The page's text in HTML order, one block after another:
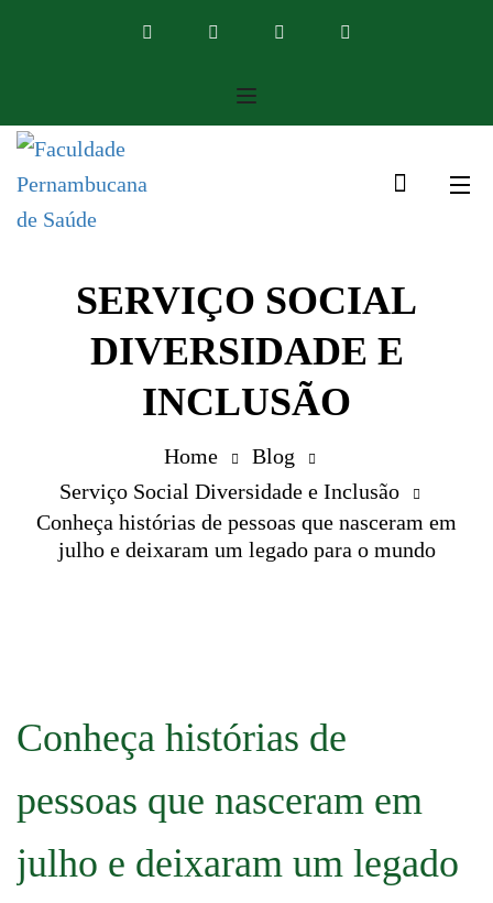
SERVIÇO SOCIAL
DIVERSIDADE E
INCLUSÃO
Home
Blog
Serviço Social Diversidade e Inclusão
Conheça histórias de pessoas que nasceram em
julho e deixaram um legado para o mundo
Conheça histórias de
pessoas que nasceram em
julho e deixaram um legado